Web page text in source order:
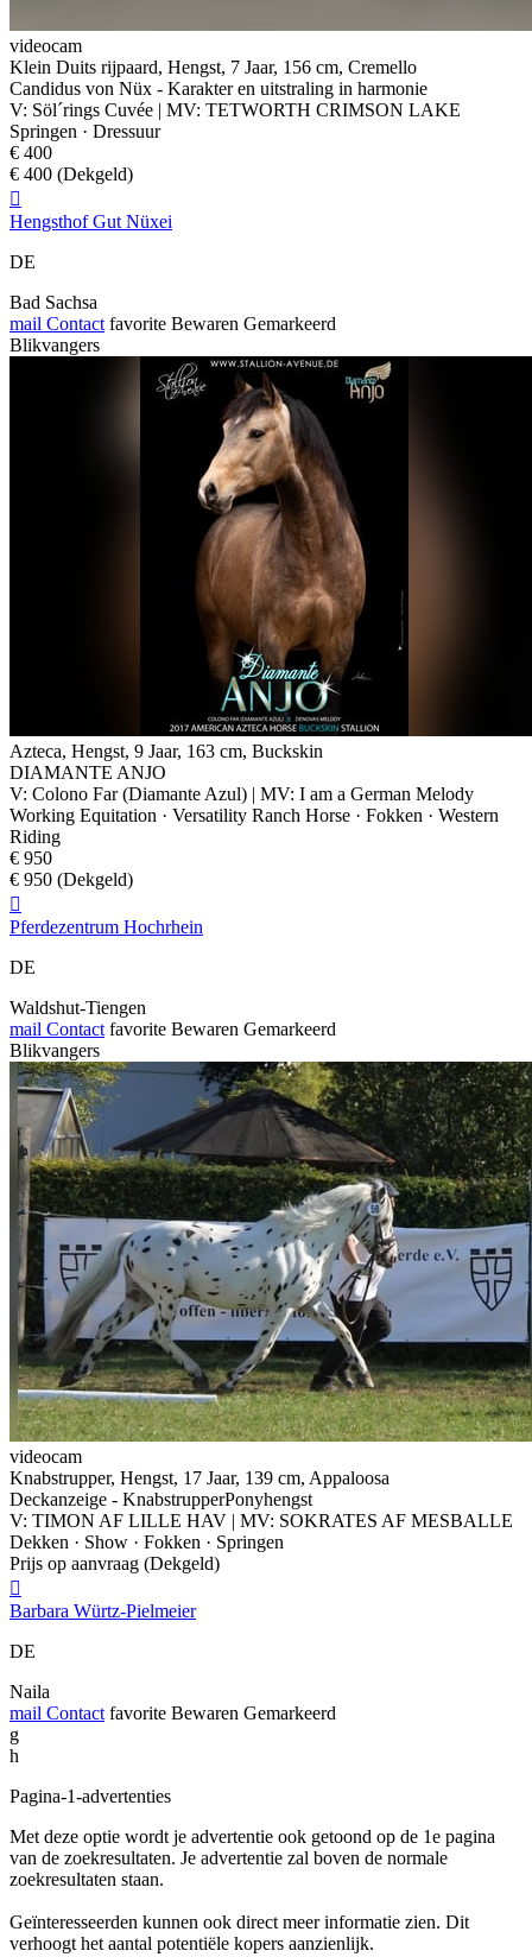
videocam
Klein Duits rijpaard, Hengst, 7 Jaar, 156 cm, Cremello
Candidus von Nüx - Karakter en uitstraling in harmonie
V: Söl´rings Cuvée | MV: TETWORTH CRIMSON LAKE
Springen · Dressuur
€ 400
€ 400 (Dekgeld)

Hengsthof Gut Nüxei
DE
Bad Sachsa
mail Contact favorite Bewaren Gemarkeerd
Blikvangers
Azteca, Hengst, 9 Jaar, 163 cm, Buckskin
DIAMANTE ANJO
V: Colono Far (Diamante Azul) | MV: I am a German Melody
Working Equitation · Versatility Ranch Horse · Fokken · Western
Riding
€ 950
€ 950 (Dekgeld)

Pferdezentrum Hochrhein
DE
Waldshut-Tiengen
mail Contact favorite Bewaren Gemarkeerd
Blikvangers
videocam
Knabstrupper, Hengst, 17 Jaar, 139 cm, Appaloosa
Deckanzeige - KnabstrupperPonyhengst
V: TIMON AF LILLE HAV | MV: SOKRATES AF MESBALLE
Dekken · Show · Fokken · Springen
Prijs op aanvraag (Dekgeld)

Barbara Würtz-Pielmeier
DE
Naila
mail Contact favorite Bewaren Gemarkeerd
g
h
Pagina-1-advertenties
Met deze optie wordt je advertentie ook getoond op de 1e pagina
van de zoekresultaten. Je advertentie zal boven de normale
zoekresultaten staan.
Geïnteresseerden kunnen ook direct meer informatie zien. Dit
verhoogt het aantal potentiële kopers aanzienlijk.